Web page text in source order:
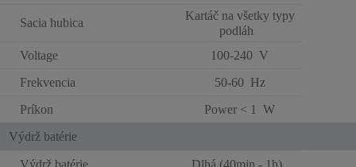
Sacia hubica
Kartáč na všetky typy
podláh
Voltage
100-240 V
Frekvencia
50-60 Hz
Príkon
Power < 1 W
Výdrž batérie